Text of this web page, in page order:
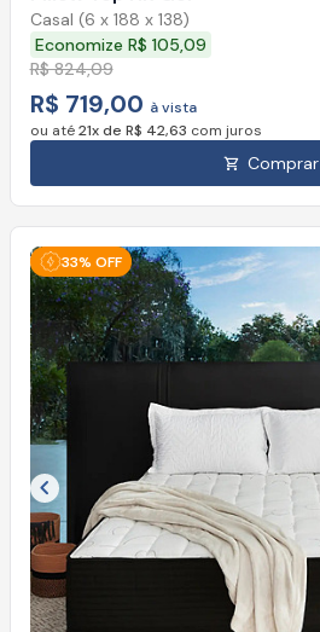
Casal (6 x 188 x 138)
Economize R$ 105,09
R$ 824,09
R$ 719,00 à vista
ou até21x de R$ 42,63 com juros
Comprar
Imagem anterior
33% OFF